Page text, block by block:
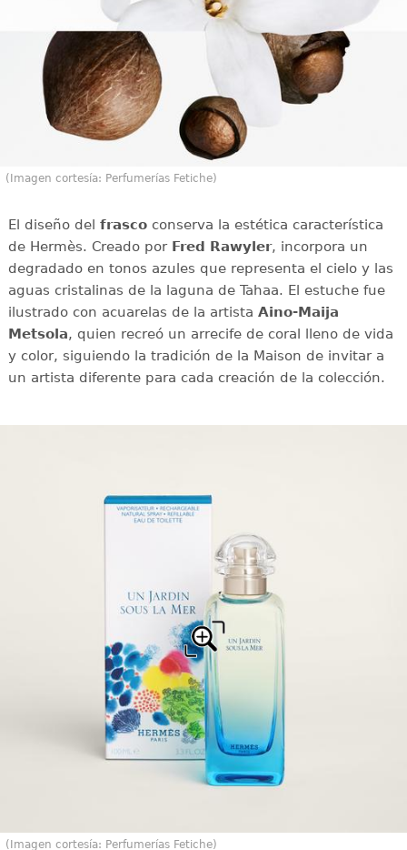
(Imagen cortesía: Perfumerías Fetiche)
El diseño del frascoconserva la estética característica
de Hermès. Creado por Fred Rawyler, incorpora un
degradado en tonos azules que representa el cielo y las
aguas cristalinas de la laguna de Tahaa. El estuche fue
ilustrado con acuarelas de la artista Aino-Maija
Metsola, quien recreó un arrecife de coral lleno de vida
y color, siguiendo la tradición de la Maison de invitar a
un artista diferente para cada creación de la colección.
(Imagen cortesía: Perfumerías Fetiche)